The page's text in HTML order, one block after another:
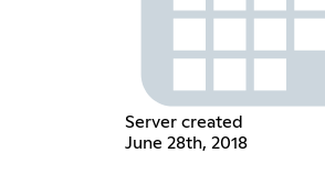
Server created
June 28th, 2018